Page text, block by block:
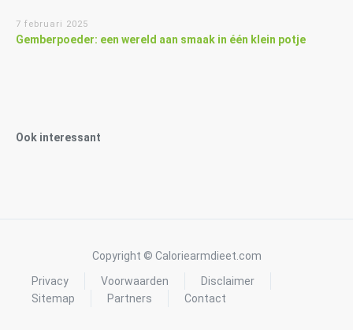
7 februari 2025
Gemberpoeder: een wereld aan smaak in één klein potje
Ook interessant
Copyright © Caloriearmdieet.com
Privacy
Voorwaarden
Disclaimer
Sitemap
Partners Contact